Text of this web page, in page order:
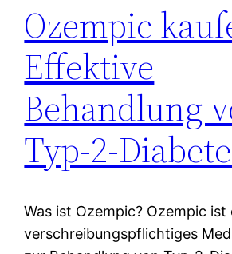
Ozempic
Effektive
Behandlung
Typ-2-
Was ist Ozempic? Ozempic ist
verschreibungspflichtiges